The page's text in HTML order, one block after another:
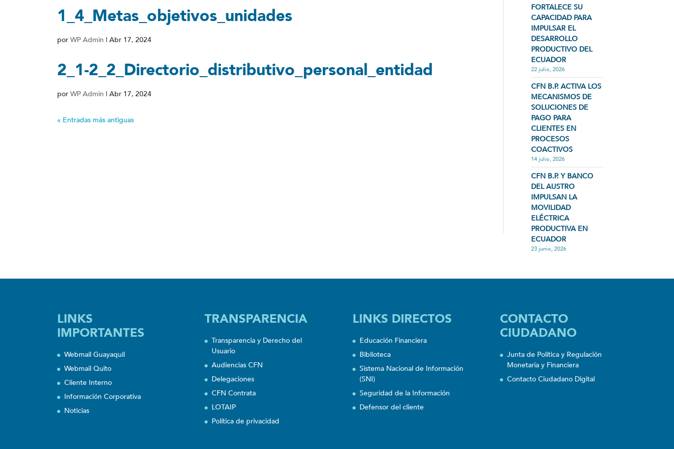
1_4_Metas_objetivos_unidades
por WP Admin | Abr 17, 2024
2_1-2_2_Directorio_distributivo_personal_entidad
por WP Admin | Abr 17, 2024
« Entradas más antiguas
FORTALECE SU
CAPACIDAD PARA
IMPULSAR EL
DESARROLLO
PRODUCTIVO DEL
ECUADOR
22 julio, 2026
CFN B.P. ACTIVA LOS
MECANISMOS DE
SOLUCIONES DE
PAGO PARA
CLIENTES EN
PROCESOS
COACTIVOS
14 julio, 2026
CFN B.P. Y BANCO
DEL AUSTRO
IMPULSAN LA
MOVILIDAD
ELÉCTRICA
PRODUCTIVA EN
ECUADOR
23 junio, 2026
LINKS
IMPORTANTES
Webmail Guayaquil
Webmail Quito
Cliente Interno
Información Corporativa
Noticias
TRANSPARENCIA
Transparencia y Derecho del
Usuario
Audiencias CFN
Delegaciones
CFN Contrata
LOTAIP
Política de privacidad
LINKS DIRECTOS
Educación Financiera
Biblioteca
Sistema Nacional de Información
(SNI)
Seguridad de la Información
Defensor del cliente
CONTACTO
CIUDADANO
Junta de Política y Regulación
Monetaria y Financiera
Contacto Ciudadano Digital